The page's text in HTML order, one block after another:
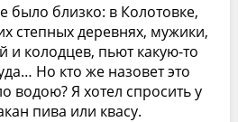
было близко: в Колотовке,
степных деревнях, мужики,
и колодцев, пьют какую-то
Но кто же назовет это
водою? Я хотел спросить у
пива или квасу.